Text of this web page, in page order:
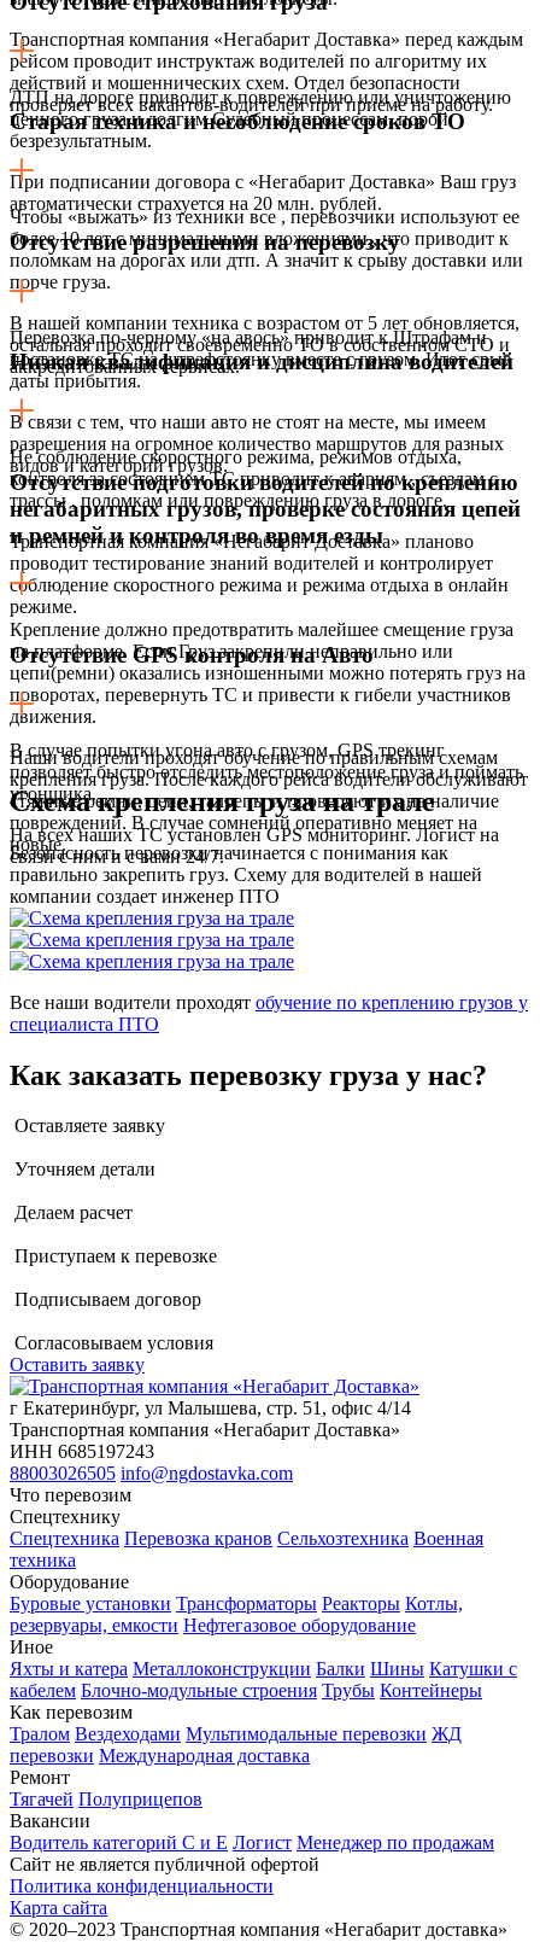
Транспортная компания «Негабарит Доставка» перед каждым
рейсом проводит инструктаж водителей по алгоритму их
действий и мошеннических схем. Отдел безопасности
проверяет всех вакантов-водителей при приеме на работу.
ДТП на дороге приводит к повреждению или уничтожению
ценного груза и долгим Судебный процессам, порой
безрезультатным.
При подписании договора с «Негабарит Доставка» Ваш груз
автоматически страхуется на 20 млн. рублей.
Старая техника и несоблюдение сроков ТО
Чтобы «выжать» из техники все , перевозчики используют ее
более 10 лет с минимальными вложениями,, что приводит к
поломкам на дорогах или дтп. А значит к срыву доставки или
порче груза.
В нашей компании техника с возрастом от 5 лет обновляется,
остальная проходит своевременно ТО в собственном СТО и
аккредитованных сервисах.
Отсутствие разрешения на перевозку
Перевозка по-черному «на авось» приводит к Штрафам и
постановке ТС на штрафстоянку вместе с грузом. Итог срыв
даты прибытия.
В связи с тем, что наши авто не стоят на месте, мы имеем
разрешения на огромное количество маршрутов для разных
видов и категорий грузов.
Низкая квалификация и дисциплина водителей
Не соблюдение скоростного режима, режимов отдыха,
контроля за состоянием ТС приводит к авариям , съездам с
трассы , поломкам или повреждению груза в дороге.
Транспортная компания «Негабарит Доставка» планово
проводит тестирование знаний водителей и контролирует
соблюдение скоростного режима и режима отдыха в онлайн
режиме.
Отсутствие подготовки водителей по креплению
негабаритных грузов, проверке состояния цепей
и ремней и контроля во время езды
Крепление должно предотвратить малейшее смещение груза
на платформе. Если Груз закрепили неправильно или
цепи(ремни) оказались изношенными можно потерять груз на
поворотах, перевернуть ТС и привести к гибели участников
движения.
Наши водители проходят обучение по правильным схемам
крепления груза. После каждого рейса водители обслуживают
стяжные ремни, цепи, талрепы и проверяют их на наличие
повреждений. В случае сомнений оперативно меняет на
новые.
Отсутствие GPS контроля на Авто
В случае попытки угона авто с грузом, GPS трекинг
позволяет быстро отследить местоположение груза и поймать
угонщика.
На всех наших ТС установлен GPS мониторинг. Логист на
связи с ним и с вами 24/7.
Схема крепления груза на трале
Безопасность перевозки начинается с понимания как
правильно закрепить груз. Схему для водителей в нашей
компании создает инженер ПТО
Все наши водители проходят обучение по креплению грузов у
специалиста ПТО
Как заказать перевозку груза у нас?
Оставляете заявку
Уточняем детали
Делаем расчет
Приступаем к перевозке
Подписываем договор
Согласовываем условия
Оставить заявку
г Екатеринбург, ул Малышева, стр. 51, офис 4/14
Транспортная компания «Негабарит Доставка»
ИНН 6685197243
88003026505 info@ngdostavka.com
Что перевозим
Спецтехнику
Спецтехника Перевозка кранов Сельхозтехника Военная
техника
Оборудование
Буровые установки Трансформаторы Реакторы Котлы,
резервуары, емкости Нефтегазовое оборудование
Иное
Яхты и катера Металлоконструкции Балки Шины Катушки с
кабелем Блочно-модульные строения Трубы Контейнеры
Как перевозим
Тралом Вездеходами Мультимодальные перевозки ЖД
перевозки Международная доставка
Ремонт
Тягачей Полуприцепов
Вакансии
Водитель категорий С и Е Логист Менеджер по продажам
Сайт не является публичной офертой
Политика конфиденциальности
Карта сайта
© 2020–2023 Транспортная компания «Негабарит доставка»